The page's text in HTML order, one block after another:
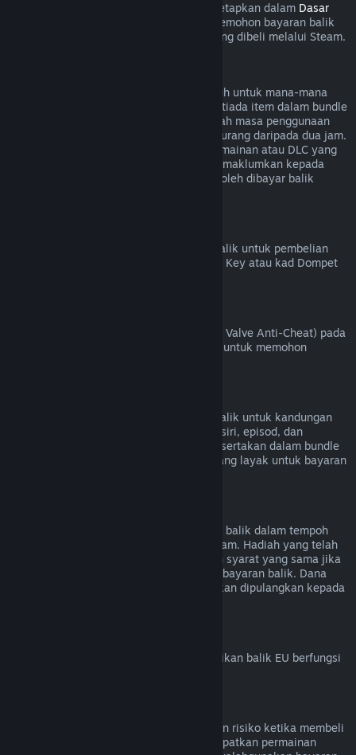
Dalam tempoh masa dan proses yang ditetapkan dalam Dasar
, anda boleh memohon bayaran balik
untuk perkakasan dan aksesori Steam yang dibeli melalui Steam.
Anda boleh menerima bayaran balik penuh untuk mana-mana
bundle yang dibeli di Steam Store, selagi tiada item dalam bundle
tersebut telah dipindahkan, dan jika jumlah masa penggunaan
untuk semua item dalam bundle adalah kurang daripada dua jam.
Jika bundle mengandungi item dalam permainan atau DLC yang
tidak boleh dibayar balik, Steam akan memaklumkan kepada
anda sama ada seluruh bundle tersebut boleh dibayar balik
Valve tidak dapat memberikan bayaran balik untuk pembelian
yang dibuat di luar Steam (contohnya, CD Key atau kad Dompet
Jika anda telah dilarang oleh VAC (sistem Valve Anti-Cheat) pada
sesuatu permainan, anda kehilangan hak untuk memohon
Kami tidak dapat menawarkan bayaran balik untuk kandungan
video di Steam (cth. filem, video pendek, siri, episod, dan
tutorial), melainkan jika video tersebut disertakan dalam bundle
bersama kandungan lain (bukan video) yang layak untuk bayaran
Hadiah yang belum ditebus boleh dibayar balik dalam tempoh
bayaran balik standard iaitu 14 hari/dua jam. Hadiah yang telah
ditebus juga boleh dibayar balik di bawah syarat yang sama jika
penerima hadiah memulakan permintaan bayaran balik. Dana
yang digunakan untuk membeli hadiah akan dipulangkan kepada
Untuk penjelasan tentang cara hak penarikan balik EU berfungsi
Bayaran balik direka untuk menghapuskan risiko ketika membeli
tajuk di Steam – bukan cara untuk mendapatkan permainan